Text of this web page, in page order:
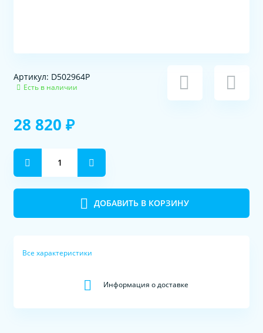
Артикул: D502964P
Есть в наличии
28 820 ₽
ДОБАВИТЬ В КОРЗИНУ
Все характеристики
Информация о доставке